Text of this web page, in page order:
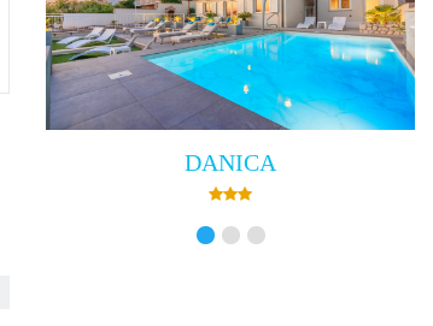
DANICA